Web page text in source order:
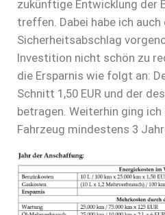
zukünftige Entwicklung der
treffen. Dabei habe ich auch
Sicherheitsabschlag
Investition nicht schön zu
die Ersparnis wie folgt an:
Schnitt 1,50 EUR und der
betragen. Weiterhin ging ich
Fahrzeug mindestens 3